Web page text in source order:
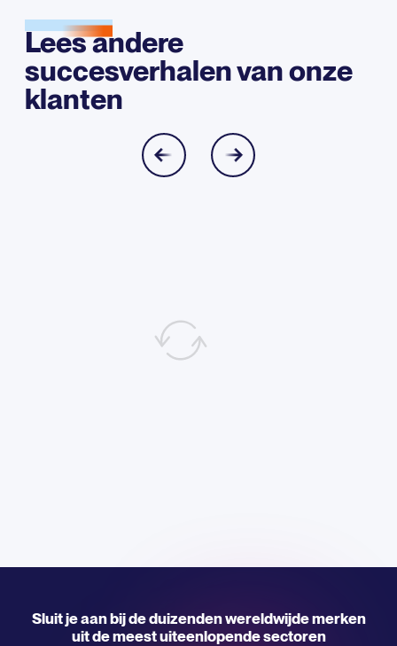
Lees andere
succesverhalen van onze
klanten
Sluit je aan bij de duizenden wereldwijde merken
uit de meest uiteenlopende sectoren